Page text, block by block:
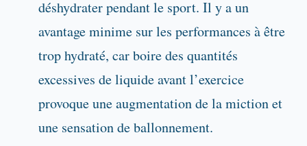
déshydrater pendant le sport. Il y a un
avantage minime sur les performances à être
trop hydraté, car boire des quantités
excessives de liquide avant l’exercice
provoque une augmentation de la miction et
une sensation de ballonnement.